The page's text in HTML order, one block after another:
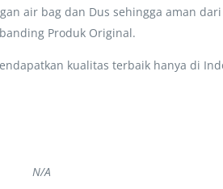
air bag dan Dus sehingga aman
Produk Original.
kualitas terbaik hanya di
N/A